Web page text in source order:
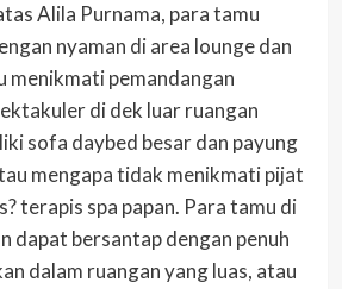
Alila Purnama, para tamu
nyaman di area lounge dan
menikmati pemandangan
di dek luar ruangan
sofa daybed besar dan payung
mengapa tidak menikmati pijat
terapis spa papan. Para tamu di
dapat bersantap dengan penuh
dalam ruangan yang luas, atau